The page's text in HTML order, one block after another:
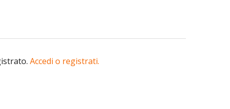
Accedi o registrati.